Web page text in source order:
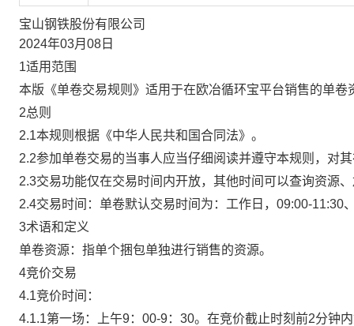
宝山钢铁股份有限公司
2024年03月08日
1适用范围
本版《单卷交易规则》适用于在欧冶循环宝平台销售的单卷
2总则
2.1本规则根据《中华人民共和国合同法》。
2.2参加单卷交易的当事人应当仔细阅读并遵守本规则，对
2.3交易功能仅在交易时间内开放，其他时间可以查询资源
2.4交易时间：单卷默认交易时间为：工作日，09:00-11:30
3术语和定义
单卷资源：指单个捆包单独进行销售的资源。
4竞价交易
4.1竞价时间：
4.1.1第一场：上午9：00-9：30。在竞价截止时刻前2分钟